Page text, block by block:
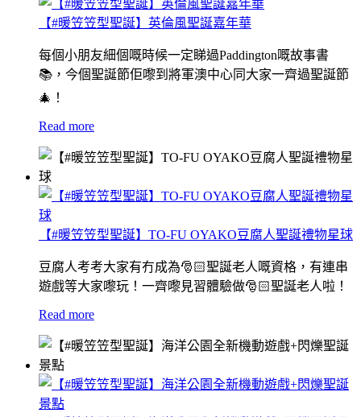
【#暖笠笠型聖誕】英倫風聖誕嘉年華
每個小朋友細個嘅時候一定睇過Paddington嘅故事書
📚，今個聖誕節佢嚟到將軍澳中心同大家一齊過聖誕節
🎄！
Read more
【#暖笠笠型聖誕】TO-FU OYAKO豆腐人聖誕禮物星球
豆腐人考考大家有冇成為🎅🏻聖誕老人嘅資格，有連串
遊戲等大家嚟玩！一齊嚟見習體驗做🎅🏻聖誕老人啦！
Read more